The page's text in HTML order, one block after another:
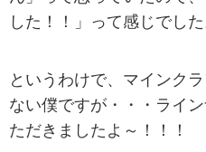
した！！」って感じでした
というわけで、マインク
ない僕ですが・・・ライ
ただきましたよ～！！！